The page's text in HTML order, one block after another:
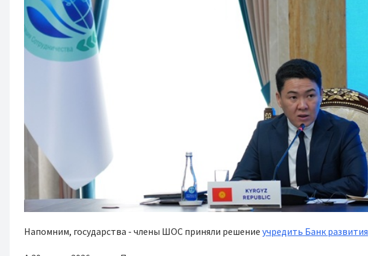
Напомним, государства - члены ШОС приняли решение учредить Банк развития